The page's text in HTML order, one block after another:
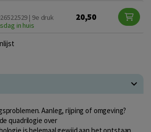
| 9e druk
in huis
20,50
Aanleg, rijping of omgeving?
quadrilogie over